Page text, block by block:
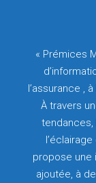
« Prémices
l’assurance ,
À travers
propose une
ajoutée, à